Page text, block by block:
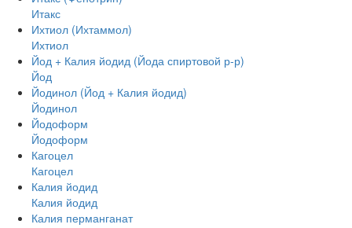
Итакс
Ихтиол (Ихтаммол)
Ихтиол
Йод + Калия йодид (Йода спиртовой р-р)
Йод
Йодинол (Йод + Калия йодид)
Йодинол
Йодоформ
Йодоформ
Кагоцел
Кагоцел
Калия йодид
Калия йодид
Калия перманганат